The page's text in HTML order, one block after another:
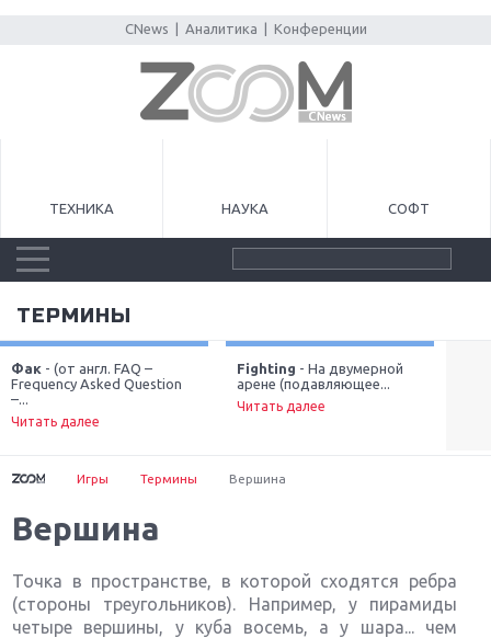
CNews Аналитика Конференции
ТЕХНИКА НАУКА СОФТ
ТЕРМИНЫ
Фак - (от англ. FAQ –
Frequency Asked Question
–...
Читать далее
Fighting - На двумерной
арене (подавляющее...
Читать далее
Next
Игры Термины Вершина
Вершина
Точка в пространстве, в которой сходятся ребра
(стороны треугольников). Например, у пирамиды
четыре вершины, у куба восемь, а у шара... чем